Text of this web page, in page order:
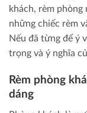
khách, rèm
những chiếc rèm
Nếu đã từng để ý
trọng và ý nghĩa
Rèm phòng
dáng